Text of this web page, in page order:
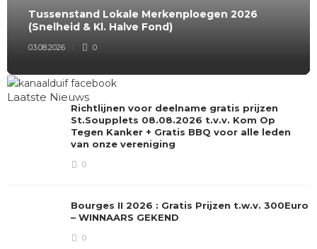
Tussenstand Lokale Merkenploegen 2026
(Snelheid & Kl. Halve Fond)
03.08.2026 0
Laatste Nieuws
Richtlijnen voor deelname gratis prijzen
St.Soupplets 08.08.2026 t.v.v. Kom Op
Tegen Kanker + Gratis BBQ voor alle leden
van onze vereniging
0
Bourges II 2026 : Gratis Prijzen t.w.v. 300Euro
– WINNAARS GEKEND
0